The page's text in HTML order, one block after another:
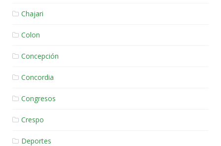
Chajari
Colon
Concepción
Concordia
Congresos
Crespo
Deportes